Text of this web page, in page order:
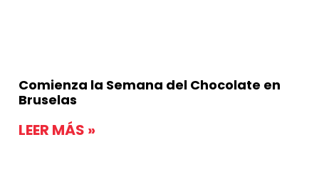
Comienza la Semana del Chocolate en
Bruselas
LEER MÁS »